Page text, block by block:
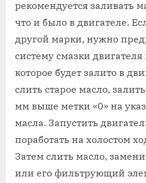
рекомендуется заливать
что и было в двигателе.
другой марки, нужно
систему смазки
которое будет залито в
слить старое масло,
мм выше метки «0» на
масла. Запустить
поработать на холостом
Затем слить масло,
или его фильтрующий